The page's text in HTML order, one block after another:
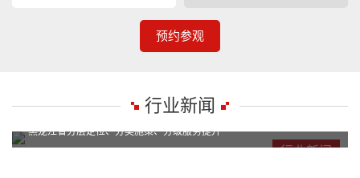
预约参观
行业新闻
行业新闻
黑龙江省分层定位、分类施策、分级服务提升
黑龙江省分层定位、分类施策、分级服务提升